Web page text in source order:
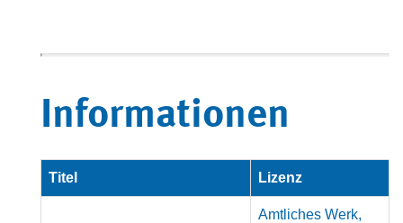
Informationen
Titel Lizenz
Amtliches Werk,